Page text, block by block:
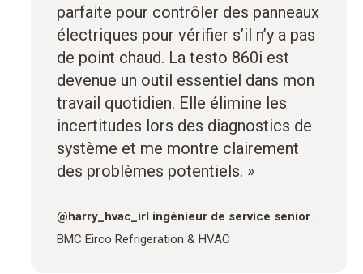
parfaite pour contrôler des panneaux
électriques pour vérifier s’il n’y a pas
de point chaud. La testo 860i est
devenue un outil essentiel dans mon
travail quotidien. Elle élimine les
incertitudes lors des diagnostics de
système et me montre clairement
des problèmes potentiels. »
@harry_hvac_irl ingénieur de service senior ·
BMC Eirco Refrigeration & HVAC